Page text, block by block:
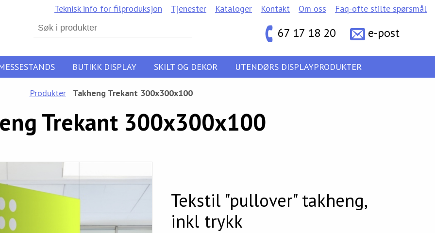
Search
for:
67 17 18 20 e-post
Teknisk info for filproduksjon Tjenester Kataloger Kontakt Om oss Faq-ofte stilte spørsmål
BUTIKK DISPLAY SKILT OG DEKOR UTENDØRS DISPLAYPRODUKTER
Produkter Takheng Trekant 300x300x100
Trekant 300x300x100
Tekstil "pullover" takheng,
inkl trykk